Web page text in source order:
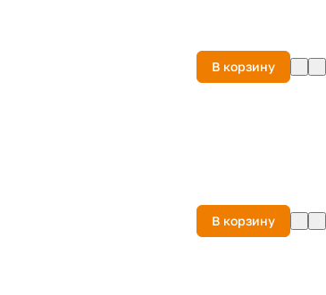
В корзину
В корзину